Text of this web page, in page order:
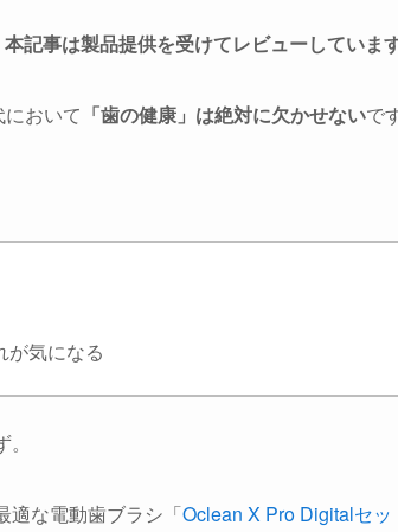
本記事は製品提供を受けてレビューしていま
おいて 「歯の健康」は絶対に欠かせないで
が気になる
適な電動歯ブラシ「Oclean X Pro Digitalセッ